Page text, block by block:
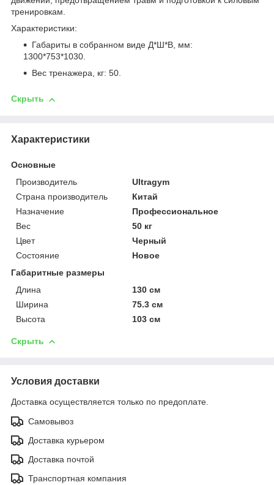
тренировкам.
Характеристики:
Габариты в собранном виде Д*Ш*В, мм:
1300*753*1030.
Вес тренажера, кг: 50.
Скрыть
Характеристики
Основные
Производитель
Ultragym
Страна производитель
Китай
Назначение
Профессиональное
Вес
50 кг
Цвет
Черный
Состояние
Новое
Габаритные размеры
Длина
130 см
Ширина
75.3 см
Высота
103 см
Скрыть
Условия доставки
Доставка осуществляется только по предоплате.
Самовывоз
Доставка курьером
Доставка почтой
Транспортная компания